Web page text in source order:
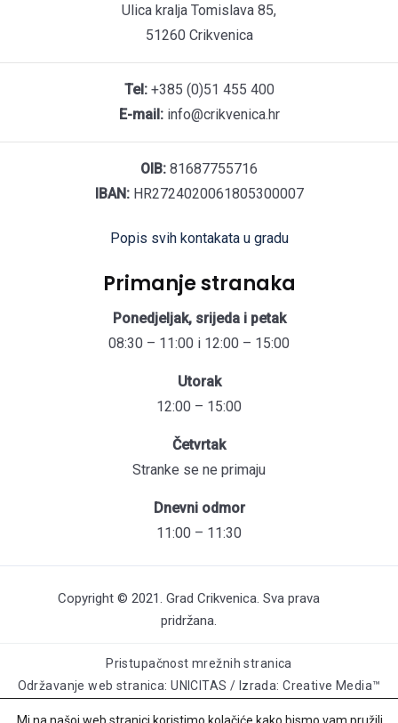
Ulica kralja Tomislava 85,
51260 Crikvenica
Tel:+385 (0)51 455 400
E-mail:info@crikvenica.hr
OIB: 81687755716
IBAN:HR2724020061805300007
Popis svih kontakata u gradu
Primanje stranaka
Ponedjeljak, srijeda i petak
08:30 – 11:00 i 12:00 – 15:00
Utorak
12:00 – 15:00
Četvrtak
Stranke se ne primaju
Dnevni odmor
11:00 – 11:30
Copyright © 2021. Grad Crikvenica. Sva prava
pridržana.
Pristupačnost mrežnih stranica
Održavanje web stranica: UNICITAS / Izrada: Creative Media™